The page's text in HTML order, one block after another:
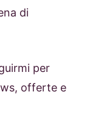
di
per
offerte e